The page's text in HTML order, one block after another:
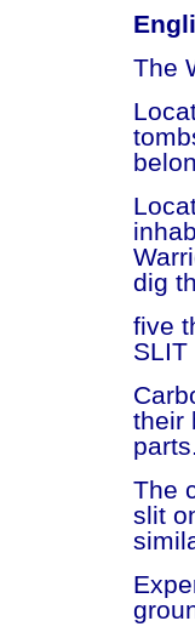
The
dig
five
SLIT
their
parts.
The
slit